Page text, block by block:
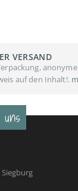
VERSAND
auf den Inhalt!.
Siegburg